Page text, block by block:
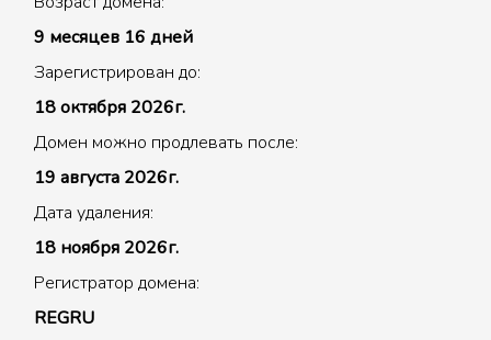
9 месяцев 16 дней
Зарегистрирован до:
18 октября 2026г.
Домен можно продлевать после:
19 августа 2026г.
Дата удаления:
18 ноября 2026г.
Регистратор домена:
REGRU